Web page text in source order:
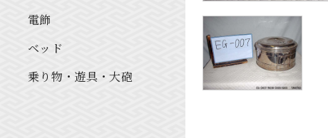
電飾
ベッド
乗り物・遊具・大砲